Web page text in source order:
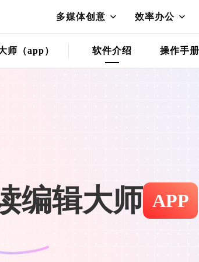
多媒体创意 效率办公
师（app） 软件介绍 操作手册
编辑大师 APP